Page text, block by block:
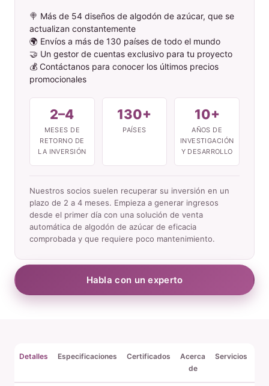
🍭 Más de 54 diseños de algodón de azúcar, que se
actualizan constantemente
🌍 Envíos a más de 130 países de todo el mundo
🤝 Un gestor de cuentas exclusivo para tu proyecto
💰 Contáctanos para conocer los últimos precios
promocionales
2–4
MESES DE
RETORNO DE
LA INVERSIÓN
130+
PAÍSES
10+
AÑOS DE
INVESTIGACIÓN
Y DESARROLLO
Nuestros socios suelen recuperar su inversión en un
plazo de 2 a 4 meses. Empieza a generar ingresos
desde el primer día con una solución de venta
automática de algodón de azúcar de eficacia
comprobada y que requiere poco mantenimiento.
Habla con un experto
Detalles Especificaciones Certificados
Acerca
de
Servicios